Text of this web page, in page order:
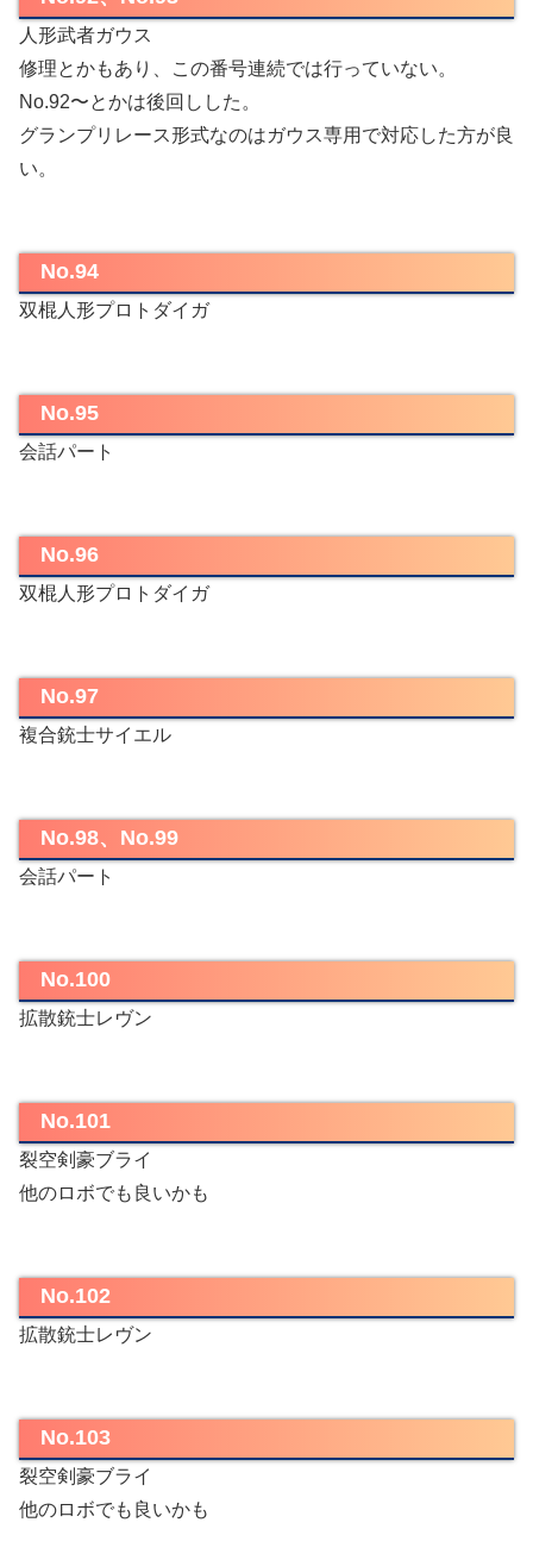
人形武者ガウス
修理とかもあり、この番号連続では行っていない。
No.92〜とかは後回しした。
グランプリレース形式なのはガウス専用で対応した方が良
い。
No.94
双棍人形プロトダイガ
No.95
会話パート
No.96
双棍人形プロトダイガ
No.97
複合銃士サイエル
No.98、No.99
会話パート
No.100
拡散銃士レヴン
No.101
裂空剣豪ブライ
他のロボでも良いかも
No.102
拡散銃士レヴン
No.103
裂空剣豪ブライ
他のロボでも良いかも